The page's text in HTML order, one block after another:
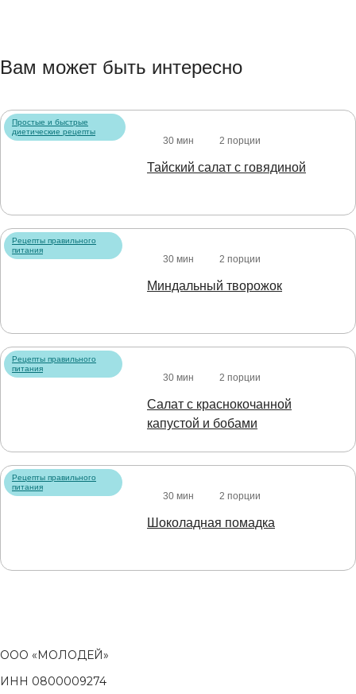
Вам может быть интересно
Простые и быстрые
диетические рецепты
30 мин 2 порции
Тайский салат с говядиной
Рецепты правильного
питания
30 мин 2 порции
Миндальный творожок
Рецепты правильного
питания
30 мин 2 порции
Салат с краснокочанной
капустой и бобами
Рецепты правильного
питания
30 мин 2 порции
Шоколадная помадка
ООО «МОЛОДЕЙ»
ИНН 0800009274